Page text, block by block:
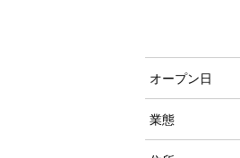
オープン日
業態